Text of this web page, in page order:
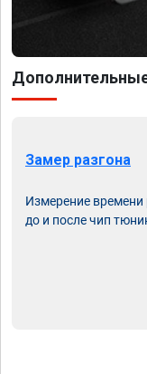
Замер разгона
Измерение времени
до и после чип